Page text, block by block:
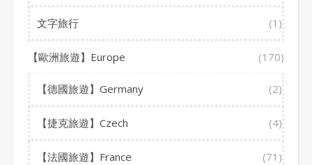
文字旅行 (1)
【歐洲旅遊】Europe (170)
【德國旅遊】Germany (2)
【捷克旅遊】Czech (4)
【法國旅遊】France (71)